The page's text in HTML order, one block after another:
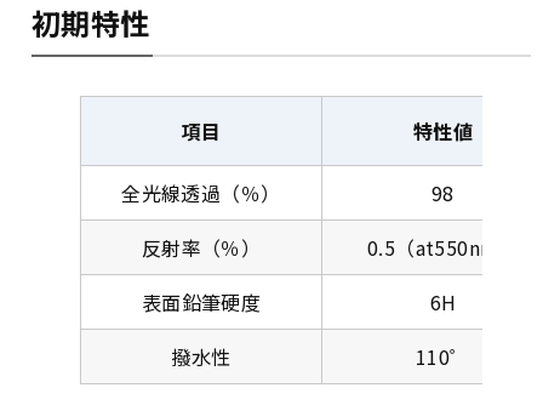
初期特性
項目 特性値
全光線透過（％）
98
反射率（％）
0.5（at550nm）
表面鉛筆硬度
6H
撥水性
110゜